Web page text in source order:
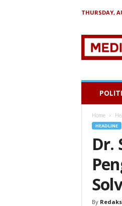
THURSDAY,
e
Home
HEADLINE
Dr.
By